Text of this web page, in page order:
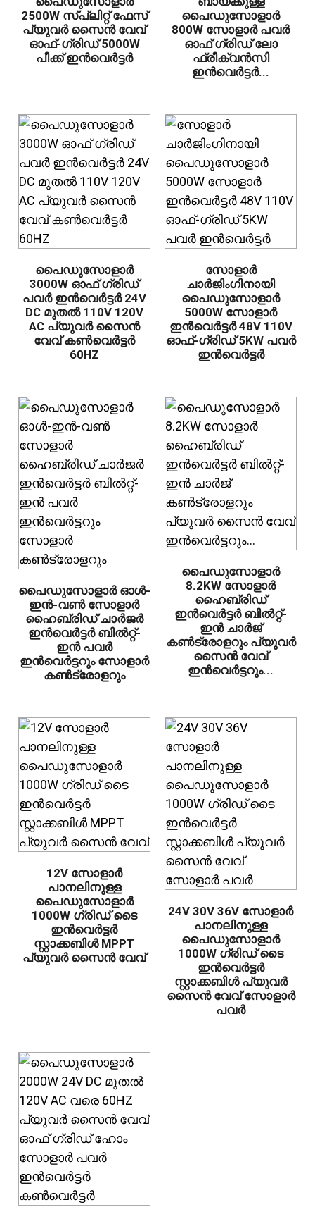
2500W സ്പ്ലിറ്റ് ഫേസ്
പ്യുവർ സൈൻ വേവ്
ഓഫ്-ഗ്രിഡ് 5000W
പീക്ക് ഇൻവെർട്ടർ
പൈഡുസോളാർ
800W സോളാർ പവർ
ഓഫ് ഗ്രിഡ് ലോ
ഫ്രീക്വൻസി
ഇൻവെർട്ടർ...
പൈഡുസോളാർ
3000W ഓഫ് ഗ്രിഡ്
പവർ ഇൻവെർട്ടർ 24V
DC മുതൽ 110V 120V
AC പ്യുവർ സൈൻ
വേവ് കൺവെർട്ടർ
60HZ
സോളാർ
ചാർജിംഗിനായി
പൈഡുസോളാർ
5000W സോളാർ
ഇൻവെർട്ടർ 48V 110V
ഓഫ്-ഗ്രിഡ് 5KW പവർ
ഇൻവെർട്ടർ
പൈഡുസോളാർ ഓൾ-
ഇൻ-വൺ സോളാർ
ഹൈബ്രിഡ് ചാർജർ
ഇൻവെർട്ടർ ബിൽറ്റ്-
ഇൻ പവർ
ഇൻവെർട്ടറും സോളാർ
കൺട്രോളറും
പൈഡുസോളാർ
8.2KW സോളാർ
ഹൈബ്രിഡ്
ഇൻവെർട്ടർ ബിൽറ്റ്-
ഇൻ ചാർജ്
കൺട്രോളറും പ്യുവർ
സൈൻ വേവ്
ഇൻവെർട്ടറും...
12V സോളാർ
പാനലിനുള്ള
പൈഡുസോളാർ
1000W ഗ്രിഡ് ടൈ
ഇൻവെർട്ടർ
സ്റ്റാക്കബിൾ MPPT
പ്യുവർ സൈൻ വേവ്
24V 30V 36V സോളാർ
പാനലിനുള്ള
പൈഡുസോളാർ
1000W ഗ്രിഡ് ടൈ
ഇൻവെർട്ടർ
സ്റ്റാക്കബിൾ പ്യുവർ
സൈൻ വേവ് സോളാർ
പവർ